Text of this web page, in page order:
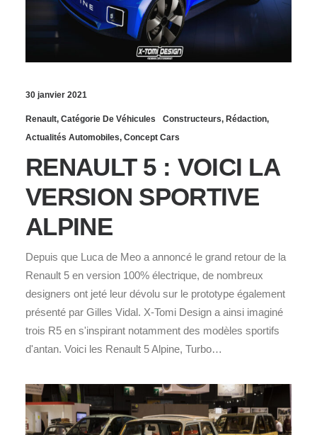
30 janvier 2021
Renault, Catégorie De Véhicules Constructeurs, Rédaction,
Actualités Automobiles, Concept Cars
RENAULT 5 : VOICI LA
VERSION SPORTIVE
ALPINE
Depuis que Luca de Meo a annoncé le grand retour de la
Renault 5 en version 100% électrique, de nombreux
designers ont jeté leur dévolu sur le prototype également
présenté par Gilles Vidal. X-Tomi Design a ainsi imaginé
trois R5 en s'inspirant notamment des modèles sportifs
d'antan. Voici les Renault 5 Alpine, Turbo…